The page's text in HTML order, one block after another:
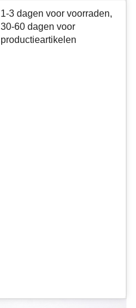
1-3 dagen voor voorraden,
30-60 dagen voor
productieartikelen